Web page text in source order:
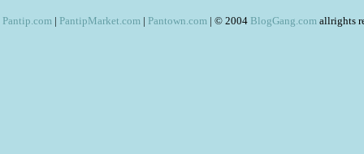
Pantip.com | PantipMarket.com | Pantown.com | © 2004 BlogGang.com allrights